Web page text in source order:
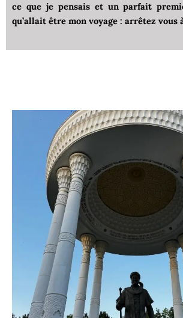
ce que je pensais et un parfait
qu’allait être mon voyage : arrêtez vous